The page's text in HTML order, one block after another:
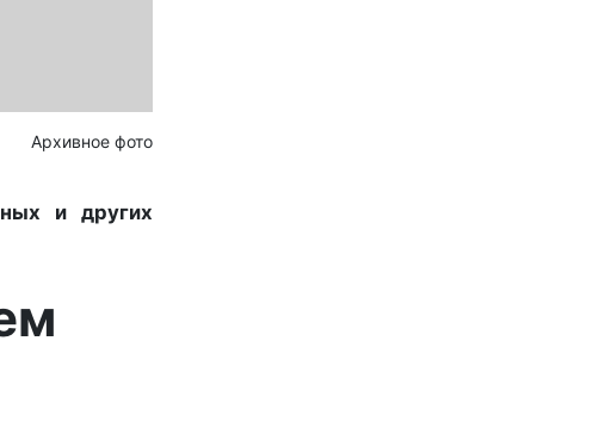
Архивное фото
и других